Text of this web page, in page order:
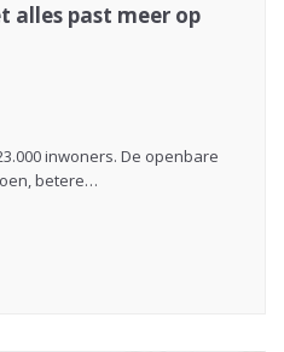
alles past meer op
inwoners. De openbare
betere…